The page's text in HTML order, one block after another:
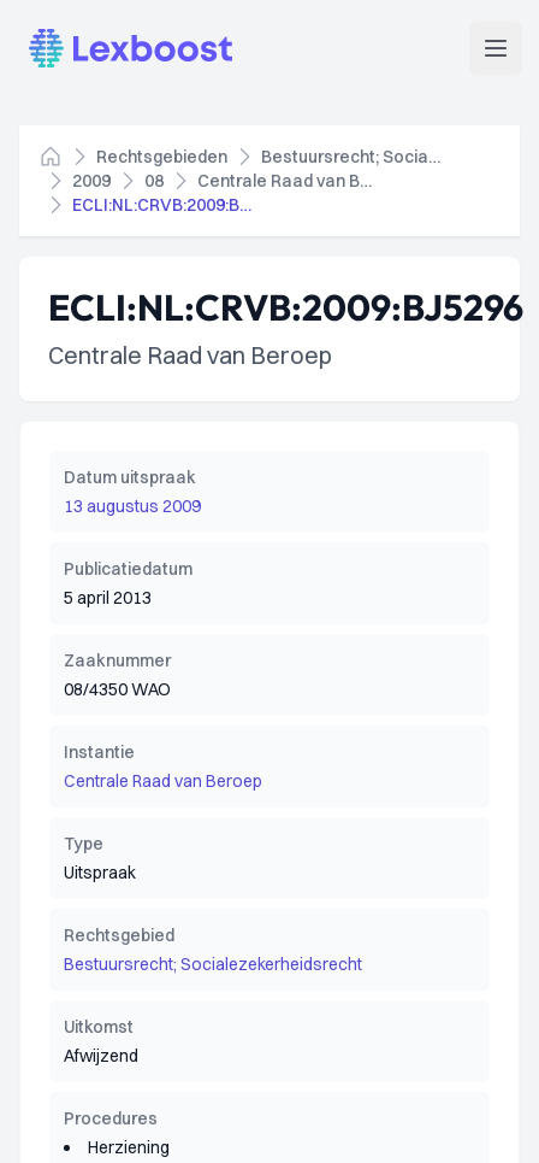
Lexboost
Home
Rechtsgebieden
Bestuursrecht; Socialezekerheidsrecht
2009
08
Centrale Raad van Beroep
ECLI:NL:CRVB:2009:BJ5296
ECLI:NL:CRVB:2009:BJ5296
Centrale Raad van Beroep
Datum uitspraak
13 augustus 2009
Publicatiedatum
5 april 2013
Zaaknummer
08/4350 WAO
Instantie
Centrale Raad van Beroep
Type
Uitspraak
Rechtsgebied
Bestuursrecht; Socialezekerheidsrecht
Uitkomst
Afwijzend
Procedures
Herziening